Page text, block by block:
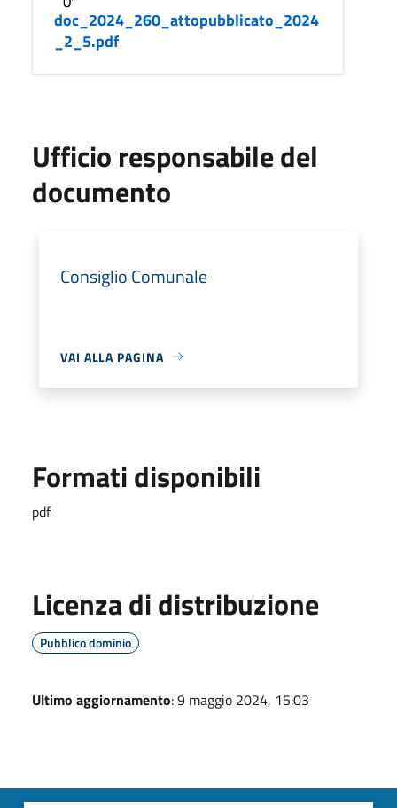
doc_2024_260_attopubblicato_2024
_2_5.pdf
Ufficio responsabile del
documento
Consiglio Comunale
VAI ALLA PAGINA
Formati disponibili
pdf
Licenza di distribuzione
Pubblico dominio
Ultimo aggiornamento: 9 maggio 2024, 15:03